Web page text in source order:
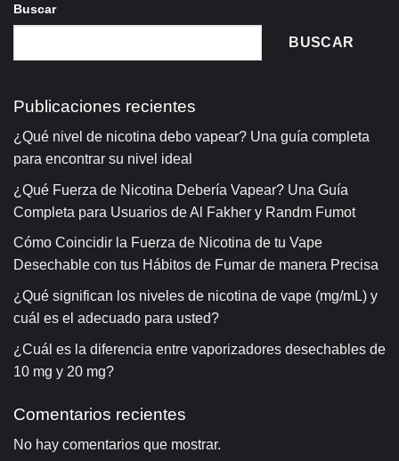
Buscar
BUSCAR
Publicaciones recientes
¿Qué nivel de nicotina debo vapear? Una guía completa
para encontrar su nivel ideal
¿Qué Fuerza de Nicotina Debería Vapear? Una Guía
Completa para Usuarios de Al Fakher y Randm Fumot
Cómo Coincidir la Fuerza de Nicotina de tu Vape
Desechable con tus Hábitos de Fumar de manera Precisa
¿Qué significan los niveles de nicotina de vape (mg/mL) y
cuál es el adecuado para usted?
¿Cuál es la diferencia entre vaporizadores desechables de
10 mg y 20 mg?
Comentarios recientes
No hay comentarios que mostrar.